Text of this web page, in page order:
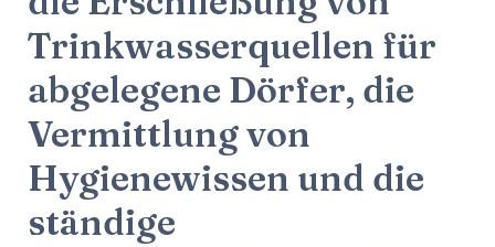
Trinkwasserquellen für
abgelegene Dörfer, die
Vermittlung von
Hygienewissen und die
ständige